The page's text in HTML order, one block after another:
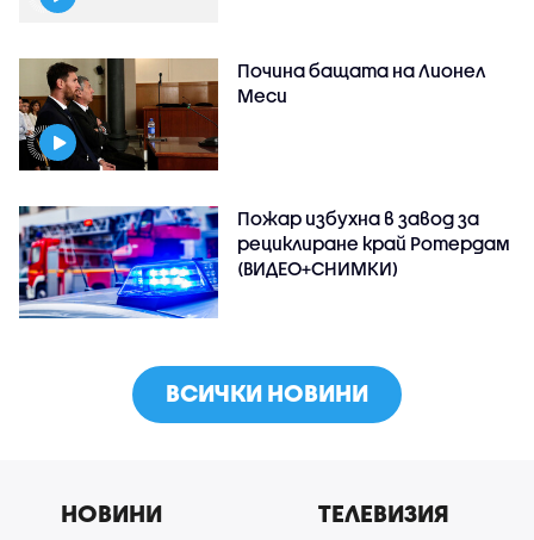
Почина бащата на Лионел
Меси
Пожар избухна в завод за
рециклиране край Ротердам
(ВИДЕО+СНИМКИ)
ВСИЧКИ НОВИНИ
НОВИНИ ТЕЛЕВИЗИЯ